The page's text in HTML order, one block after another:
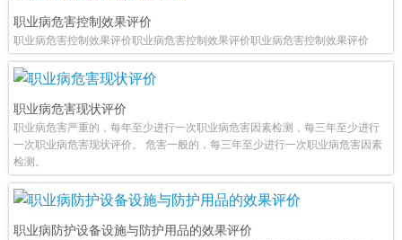
职业病危害控制效果评价
职业病危害控制效果评价职业病危害控制效果评价职业病危害控制效果评价
职业病危害现状评价
职业病危害严重的，每年至少进行一次职业病危害因素检测，每三年至少进行
一次职业病危害现状评价。 危害一般的，每三年至少进行一次职业病危害因素
检测。
职业病防护设备设施与防护用品的效果评价